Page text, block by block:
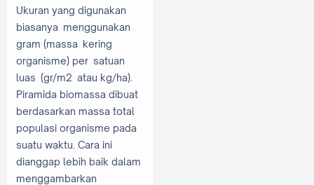
Ukuran yang digunakan
biasanya menggunakan
gram (massa kering
organisme) per satuan
luas (gr/m2 atau kg/ha).
Piramida biomassa dibuat
berdasarkan massa total
populasi organisme pada
suatu waktu. Cara ini
dianggap lebih baik dalam
menggambarkan